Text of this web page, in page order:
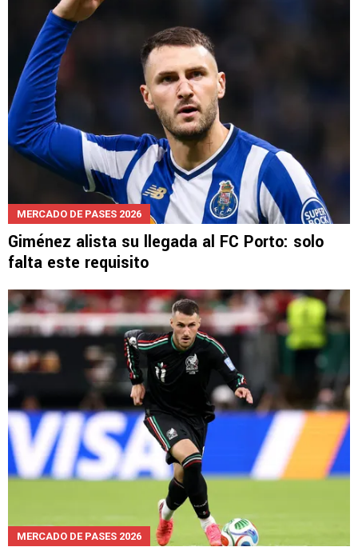
MERCADO DE PASES 2026
Giménez alista su llegada al FC Porto: solo
falta este requisito
MERCADO DE PASES 2026